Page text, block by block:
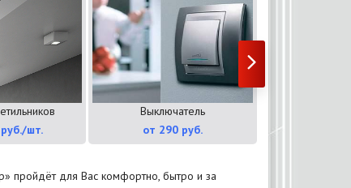
шт.
Выключатель
от 290 руб.
пройдёт для Вас комфортно, бытро и за